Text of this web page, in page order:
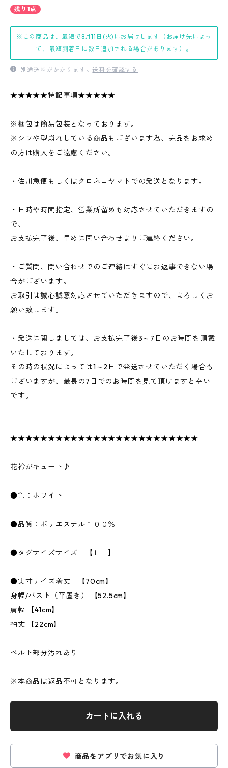
残り1点
※この商品は、最短で8月11日(火)にお届けします（お届け先によっ
て、最短到着日に数日追加される場合があります）。
別途送料がかかります。送料を確認する
★★★★★特記事項★★★★★
※梱包は簡易包装となっております。
※シワや型崩れしている商品もございます為、完品をお求め
の方は購入をご遠慮ください。
・佐川急便もしくはクロネコヤマトでの発送となります。
・日時や時間指定、営業所留めも対応させていただきますの
で、
お支払完了後、早めに問い合わせよりご連絡ください。
・ご質問、問い合わせでのご連絡はすぐにお返事できない場
合がございます。
お取引は誠心誠意対応させていただきますので、よろしくお
願い致します。
・発送に関しましては、お支払完了後3～7日のお時間を頂戴
いたしております。
その時の状況によっては1～2日で発送させていただく場合も
ございますが、最長の7日でのお時間を見て頂けますと幸い
です。
★★★★★★★★★★★★★★★★★★★★★★★★★
花衿がキュート♪
●色：ホワイト
●品質：ポリエステル１００％
●タグサイズサイズ 【ＬＬ】
●実寸サイズ着丈 【70cm】
身幅/バスト（平置き） 【52.5cm】
肩幅 【41cm】
袖丈 【22cm】
ベルト部分汚れあり
※本商品は返品不可となります。
カートに入れる
商品をアプリでお気に入り